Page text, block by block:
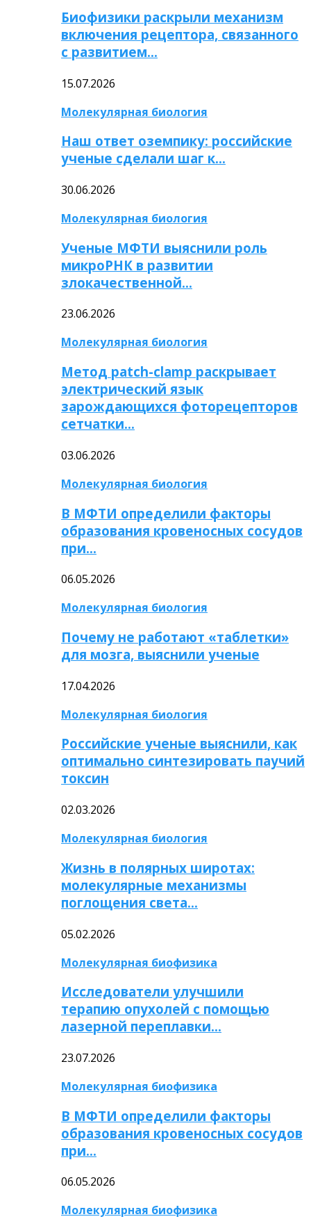
Биофизики раскрыли механизм
включения рецептора, связанного
с развитием…
15.07.2026
Молекулярная биология
Наш ответ оземпику: российские
ученые сделали шаг к…
30.06.2026
Молекулярная биология
Ученые МФТИ выяснили роль
микроРНК в развитии
злокачественной…
23.06.2026
Молекулярная биология
Метод patch-clamp раскрывает
электрический язык
зарождающихся фоторецепторов
сетчатки…
03.06.2026
Молекулярная биология
В МФТИ определили факторы
образования кровеносных сосудов
при…
06.05.2026
Молекулярная биология
Почему не работают «таблетки»
для мозга, выяснили ученые
17.04.2026
Молекулярная биология
Российские ученые выяснили, как
оптимально синтезировать паучий
токсин
02.03.2026
Молекулярная биология
Жизнь в полярных широтах:
молекулярные механизмы
поглощения света…
05.02.2026
Молекулярная биофизика
Исследователи улучшили
терапию опухолей с помощью
лазерной переплавки…
23.07.2026
Молекулярная биофизика
В МФТИ определили факторы
образования кровеносных сосудов
при…
06.05.2026
Молекулярная биофизика